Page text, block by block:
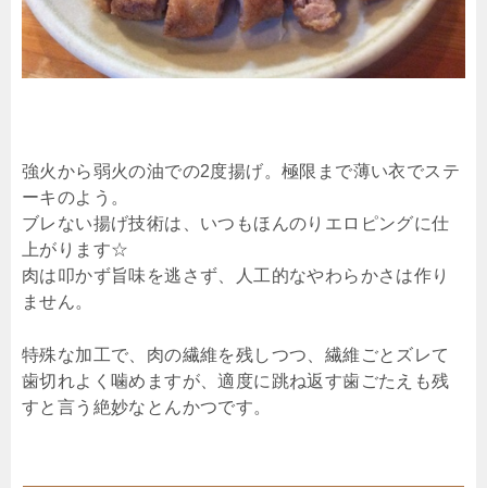
強火から弱火の油での2度揚げ。極限まで薄い衣でステ
ーキのよう。
ブレない揚げ技術は、いつもほんのりエロピングに仕
上がります☆
肉は叩かず旨味を逃さず、人工的なやわらかさは作り
ません。
特殊な加工で、肉の繊維を残しつつ、繊維ごとズレて
歯切れよく噛めますが、適度に跳ね返す歯ごたえも残
すと言う絶妙なとんかつです。